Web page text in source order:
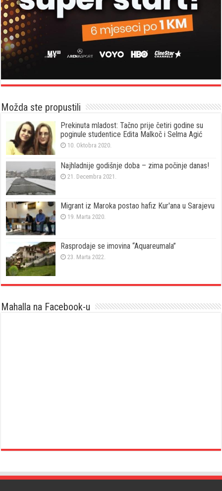
Možda ste propustili
Prekinuta mladost: Tačno prije četiri godine su
poginule studentice Edita Malkoč i Selma Agić
10. Oktobra 2020.
Najhladnije godišnje doba – zima počinje danas!
21. Decembra 2021.
Migrant iz Maroka postao hafiz Kur'ana u Sarajevu
19. Marta 2020.
Rasprodaje se imovina “Aquareumala”
23. Marta 2022.
Mahalla na Facebook-u